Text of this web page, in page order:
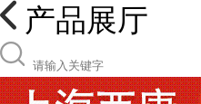
产品展厅